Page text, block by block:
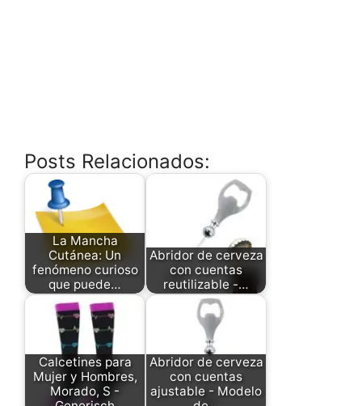
Posts Relacionados:
La Mancha
Cutánea: Un
fenómeno curioso
que puede…
Abridor de cerveza
con cuentas
reutilizable -…
Calcetines para
Mujer y Hombres,
Morado, S -
Abridor de cerveza
con cuentas
ajustable - Modelo